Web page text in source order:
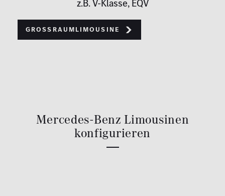
z.B. V-Klasse, EQV
Großraumlimousine
Mercedes-Benz Limousinen
konfigurieren